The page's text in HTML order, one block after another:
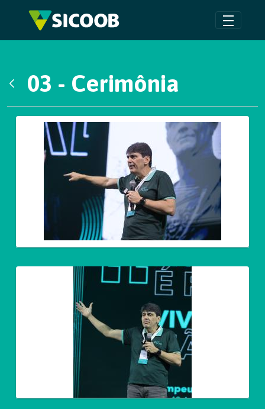
Pular para o Conteúdo principal
03 - Cerimônia
Galeria de Mídias